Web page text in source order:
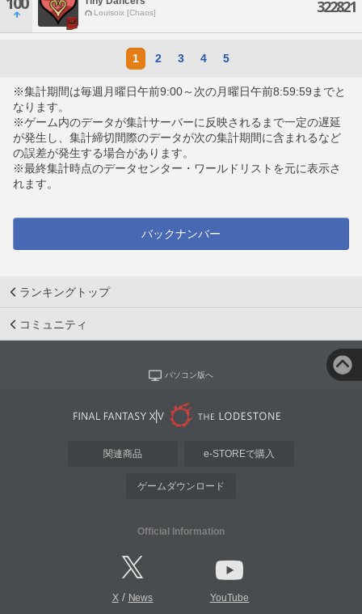
Louisoix [Chaos] 322821
1 2 3 4 5
※集計期間は毎週月曜日午前9:00～次の月曜日午前8:59:59までと
なります。
※ゲーム内のデータが集計サーバーに反映されるまで一定の遅延
が発生し、集計締切間際のデータが次の集計期間に含まれるなど
の誤差が発生する場合があります。
※最終集計時点のデータセンター・ワールドリストを元に表示さ
れます。
バックナンバー
ランキングトップ
コミュニティ
パソコン版へ
関連商品 e-STOREで購入
ゲームダウンロード
Official Information
X/ News YouTube